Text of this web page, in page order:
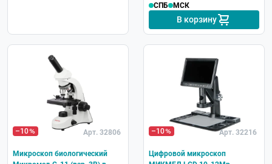
СПБ
МСК
В корзину
–10 Арт. 32806
Микроскоп биологический
–10 Арт. 32216
Цифровой микроскоп